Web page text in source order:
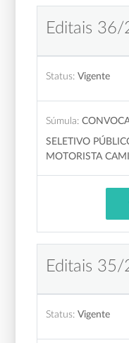
Editais
Status: Vigente
Súmula:
SELETIVO
MOTORISTA
Editais
Status: Vigente